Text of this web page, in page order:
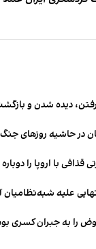
دیده شدن و
در حاشیه روزهای جنگ
با اروپا را دوباره
علیه
را به جبران کسری